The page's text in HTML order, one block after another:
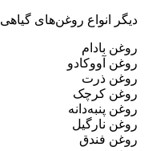
دیگر انواع روغن‌های گیاهی
روغن بادام
روغن آووکادو
روغن ذرت
روغن کرچک
روغن پنبه‌دانه
روغن نارگیل
روغن فندق